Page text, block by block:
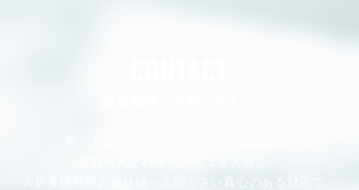
入居者様や仲介会社様へ人間くさい真心のある対応で、